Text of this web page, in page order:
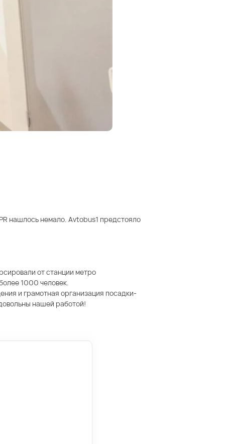
нашлось немало. Avtobus1 предстояло
от станции метро
1000 человек.
и грамотная организация посадки-
нашей работой!